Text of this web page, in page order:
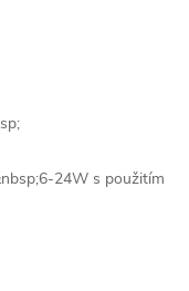
24W s použitím